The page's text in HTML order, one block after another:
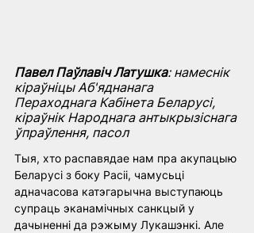
Павел Паўлавіч Латушка: намеснік
кіраўніцы Аб'яднанага
Пераходнага Кабінета Беларусі,
кіраўнік Народнага антыкрызіснага
ўпраўлення, пасол
Тыя, хто распавядае нам пра акупацыю
Беларусі з боку Расіі, чамусьці
адначасова катэгарычна выступаюць
супраць эканамічных санкцый у
дачыненні да рэжыму Лукашэнкі. Але